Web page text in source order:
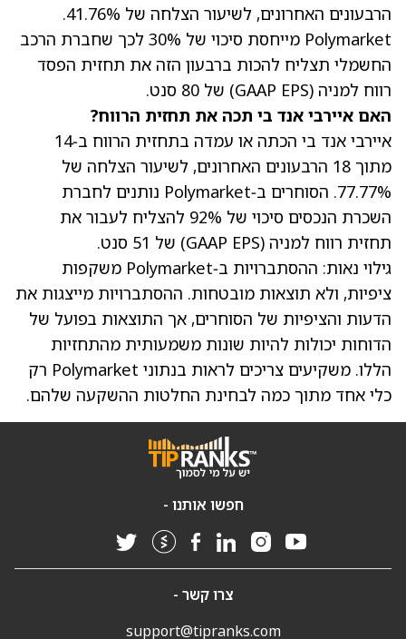
הרבעונים האחרונים
, לשיעור הצלחה של 41.76%.
Polymarket מייחסת סיכוי של 30% לכך שחברת הרכב
החשמלי תצליח להכות ברבעון הזה את תחזית הפסד
רווח למניה (GAAP EPS) של 80 סנט.
האם איירבי אנד בי תכה את תחזית הרווח?
איירבי אנד בי הכתה או עמדה בתחזית הרווח ב‑14
מתוך 18 הרבעונים האחרונים
, לשיעור הצלחה של
77.77%. הסוחרים ב‑Polymarket נותנים לחברת
השכרת הנכסים סיכוי של 92% להצליח לעבור את
תחזית רווח למניה (GAAP EPS) של 51 סנט.
גילוי נאות: ההסתברויות ב‑Polymarket משקפות
ציפיות, ולא תוצאות מובטחות. ההסתברויות מייצגות את
הדעות והציפיות של הסוחרים, אך התוצאות בפועל של
הדוחות יכולות להיות שונות משמעותית מהתחזיות
הללו. משקיעים צריכים לראות בנתוני Polymarket רק
כלי אחד מתוך כמה לבחינת החלטות ההשקעה שלהם.
חפשו אותנו -
צרו קשר -
support@tipranks.com